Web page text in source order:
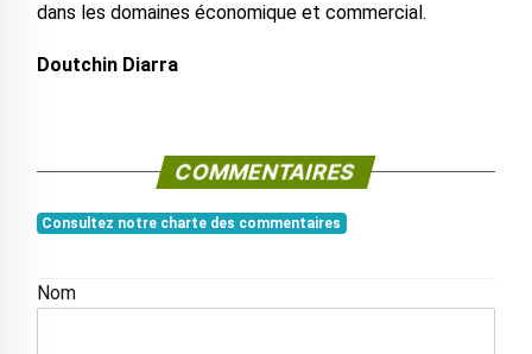
dans les domaines économique et commercial.
Doutchin Diarra
COMMENTAIRES
Consultez notre charte des commentaires
Nom